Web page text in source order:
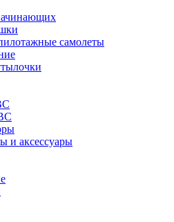
самолеты
и аксессуары